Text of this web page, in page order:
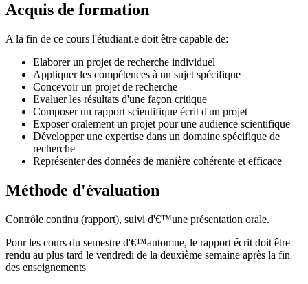
Acquis de formation
A la fin de ce cours l'étudiant.e doit être capable de:
Elaborer un projet de recherche individuel
Appliquer les compétences à un sujet spécifique
Concevoir un projet de recherche
Evaluer les résultats d'une façon critique
Composer un rapport scientifique écrit d'un projet
Exposer oralement un projet pour une audience scientifique
Développer une expertise dans un domaine spécifique de
recherche
Représenter des données de manière cohérente et efficace
Méthode d'évaluation
Contrôle continu (rapport), suivi d'€™une présentation orale.
Pour les cours du semestre d'€™automne, le rapport écrit doit être
rendu au plus tard le vendredi de la deuxième semaine après la fin
des enseignements